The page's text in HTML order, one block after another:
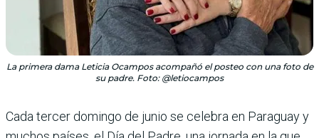
La primera dama Leticia Ocampos acompañó el posteo con una foto de
su padre. Foto: @letiocampos
Cada tercer domingo de junio se celebra en Paraguay y